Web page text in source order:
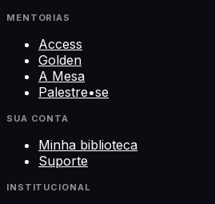
MENTORIAS
Access
Golden
A Mesa
Palestre•se
SUA CONTA
Minha biblioteca
Suporte
INSTITUCIONAL